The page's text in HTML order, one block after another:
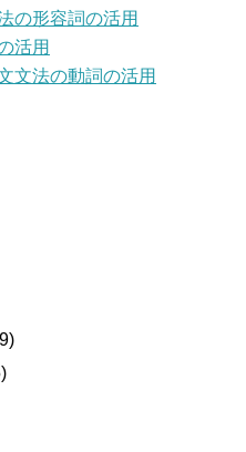
の形容詞の活用
活用
文法の動詞の活用